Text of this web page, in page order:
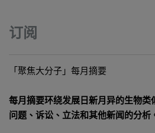
订阅
「聚焦大分子」每月摘要
每月摘要环绕发展日新月异的生物类
问题、诉讼、立法和其他新闻的分析